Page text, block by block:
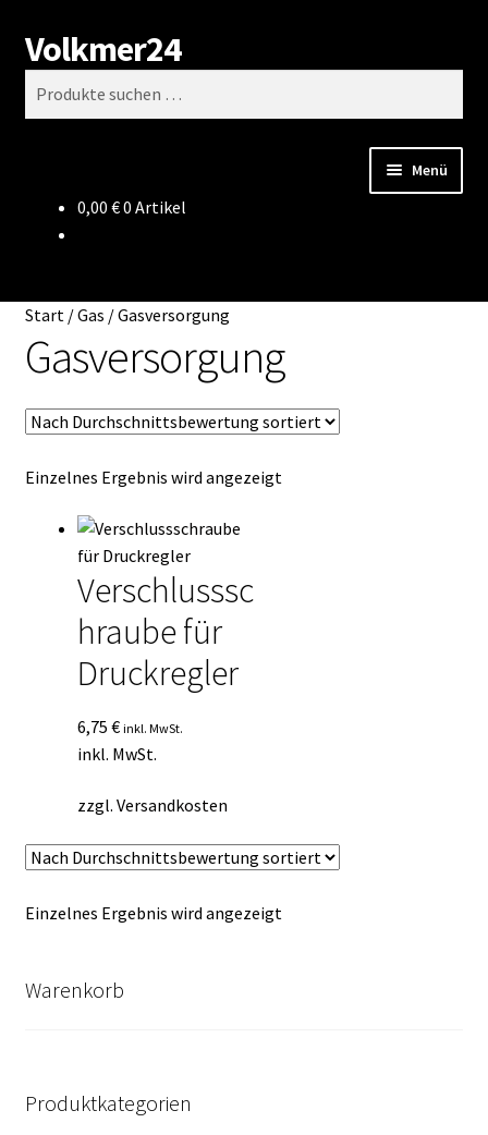
Zur
Navigation
springen
Zum
Inhalt
springen
Volkmer24
Suchen
Menü
Impressum
Mein Konto
Mein Konto
Vertrag widerrufen
Warenkorb
0,00 €0 Artikel
Start/Gas /Gasversorgung
Gasversorgung
Einzelnes Ergebnis wird angezeigt
Verschlusssc
hraube für
Druckregler
6,75 € inkl. MwSt.
inkl. MwSt.
zzgl. Versandkosten
Einzelnes Ergebnis wird angezeigt
Warenkorb
Produktkategorien